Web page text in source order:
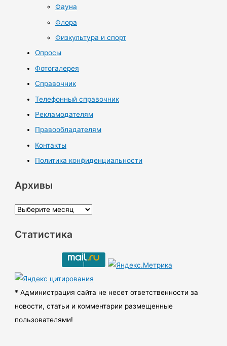
Фауна
Флора
Физкультура и спорт
Опросы
Фотогалерея
Справочник
Телефонный справочник
Рекламодателям
Правообладателям
Контакты
Политика конфиденциальности
Архивы
А
х
ы
Статистика
* Администрация сайта не несет ответственности за
новости, статьи и комментарии размещенные
пользователями!